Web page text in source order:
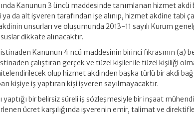
Kanunun 3 üncü maddesinde tanımlanan hizmet akdi
da alt işveren tarafından işe alınıp, hizmet akdine tabi
unsurları ve oluşumunda 2013-11 sayılı Kurum
dikkate alınacaktır.
Kanunun 4 ncü maddesinin birinci fıkrasının (a)
çalıştıran gerçek ve tüzel kişiler ile tüzel kişiliği
olup hizmet akdinden başka türlü bir akdi
kişiye iş yaptıran kişi işveren sayılmayacaktır.
yaptığı bir belirsiz süreli iş sözleşmesiyle bir inşaat
ücret karşılığında işverenin emir, talimat ve